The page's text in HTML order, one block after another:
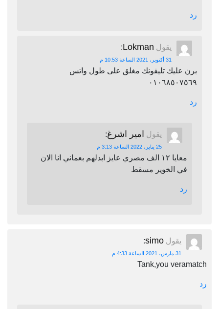
رد
يقول Lokman
:
31 أكتوبر، 2021 الساعة 10:53 م
برن عليك تليفونك مغلق على طول واتس
٠١٠٦٨٥٠٧٥٦٩
رد
يقول امير اشرغ:
25 يناير، 2022 الساعة 3:13 م
معايا ١٢ الف مصري عايز ابدلهم بعماني انا الان
في الخوير مسقط
رد
يقول simo
:
31 مارس، 2021 الساعة 4:33 م
Tank,you veramatch
رد